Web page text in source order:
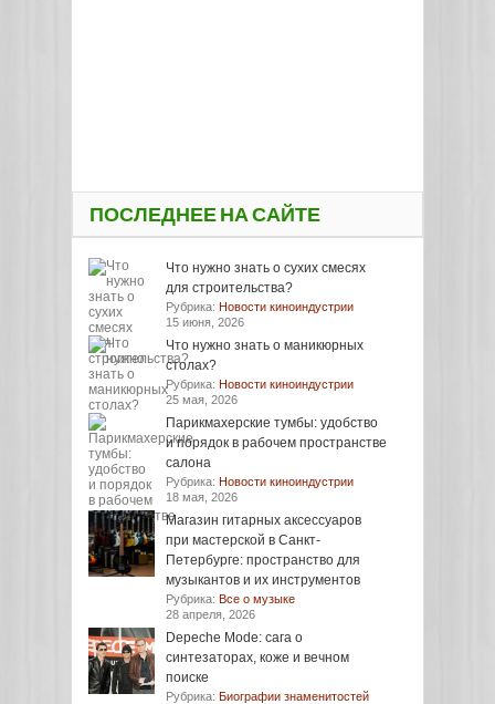
ПОСЛЕДНЕЕ НА САЙТЕ
Что нужно знать о сухих смесях
для строительства?
Рубрика: Новости киноиндустрии
15 июня, 2026
Что нужно знать о маникюрных
столах?
Рубрика: Новости киноиндустрии
25 мая, 2026
Парикмахерские тумбы: удобство
и порядок в рабочем пространстве
салона
Рубрика: Новости киноиндустрии
18 мая, 2026
Магазин гитарных аксессуаров
при мастерской в Санкт-
Петербурге: пространство для
музыкантов и их инструментов
Рубрика: Все о музыке
28 апреля, 2026
Depeche Mode: сага о
синтезаторах, коже и вечном
поиске
Рубрика: Биографии знаменитостей